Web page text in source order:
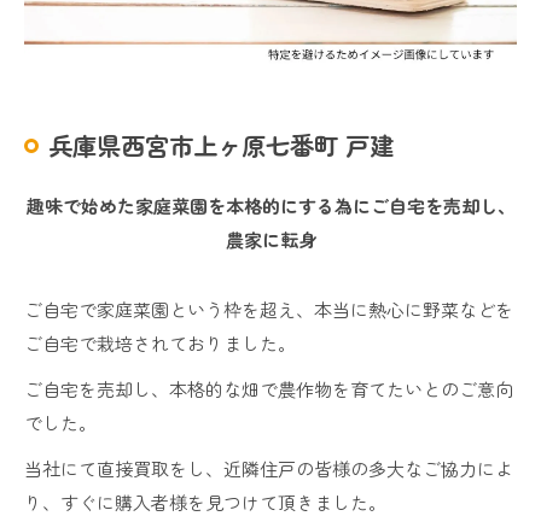
兵庫県西宮市上ヶ原七番町 戸建
趣味で始めた家庭菜園を本格的にする為にご自宅を売却し、
農家に転身
ご自宅で家庭菜園という枠を超え、本当に熱心に野菜などを
ご自宅で栽培されておりました。
ご自宅を売却し、本格的な畑で農作物を育てたいとのご意向
でした。
当社にて直接買取をし、近隣住戸の皆様の多大なご協力によ
り、すぐに購入者様を見つけて頂きました。